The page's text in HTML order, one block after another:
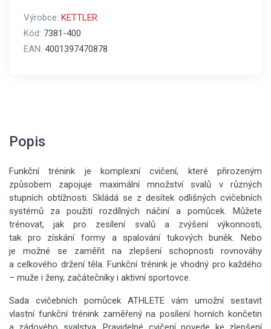
Výrobce: KETTLER
Kód: 7381-400
EAN: 4001397470878
Popis
Funkční trénink je komplexní cvičení, které přirozeným
způsobem zapojuje maximální množství svalů v různých
stupních obtížnosti. Skládá se z desítek odlišných cvičebních
systémů za použití rozdílných náčiní a pomůcek. Můžete
trénovat, jak pro zesílení svalů a zvýšení výkonnosti,
tak pro získání formy a spalování tukových buněk. Nebo
je možné se zaměřit na zlepšení schopnosti rovnováhy
a celkového držení těla. Funkční trénink je vhodný pro každého
– muže i ženy, začátečníky i aktivní sportovce.
Sada cvičebních pomůcek ATHLETE vám umožní sestavit
vlastní funkční trénink zaměřený na posílení horních končetin